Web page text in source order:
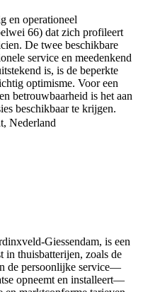
en operationeel
66) dat zich profileert
De twee beschikbare
service en meedenkend
is, is de beperkte
optimisme. Voor een
betrouwbaarheid is het aan
beschikbaar te krijgen.
Nederland
is een
in thuisbatterijen, zoals de
de persoonlijke service—
opneemt en installeert—